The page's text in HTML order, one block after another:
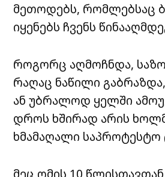
მეთოდებს, რომლებსაც
იყენებს ჩვენს
როგორც აღმოჩნდა,
რაღაც ნაწილი
ან უბრალოდ ყელში
დროს ხშირად არის
ხმამაღალი